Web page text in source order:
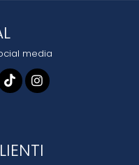
media